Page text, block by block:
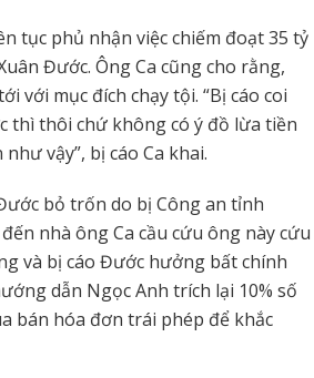
tục phủ nhận việc chiếm đoạt 35 tỷ
Đước. Ông Ca cũng cho rằng,
với mục đích chạy tội. “Bị cáo coi
thôi chứ không có ý đồ lừa tiền
vậy”, bị cáo Ca khai.
bỏ trốn do bị Công an tỉnh
nhà ông Ca cầu cứu ông này cứu
và bị cáo Đước hưởng bất chính
dẫn Ngọc Anh trích lại 10% số
bán hóa đơn trái phép để khắc